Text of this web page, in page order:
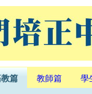
篇 教師篇 學